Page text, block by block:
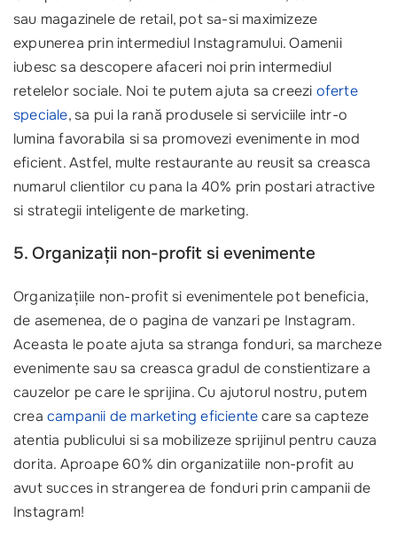
sau magazinele de retail, pot sa-si maximizeze
expunerea prin intermediul Instagramului. Oamenii
iubesc sa descopere afaceri noi prin intermediul
retelelor sociale. Noi te putem ajuta sa creezi oferte
speciale, sa pui la rană produsele si serviciile intr-o
lumina favorabila si sa promovezi evenimente in mod
eficient. Astfel, multe restaurante au reusit sa creasca
numarul clientilor cu pana la 40% prin postari atractive
si strategii inteligente de marketing.
5. Organizații non-profit si evenimente
Organizațiile non-profit si evenimentele pot beneficia,
de asemenea, de o pagina de vanzari pe Instagram.
Aceasta le poate ajuta sa stranga fonduri, sa marcheze
evenimente sau sa creasca gradul de constientizare a
cauzelor pe care le sprijina. Cu ajutorul nostru, putem
crea campanii de marketing eficientecare sa capteze
atentia publicului si sa mobilizeze sprijinul pentru cauza
dorita. Aproape 60% din organizatiile non-profit au
avut succes in strangerea de fonduri prin campanii de
Instagram!